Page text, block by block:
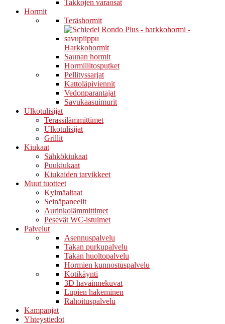
Takkojen varaosat
Hormit
Teräshormit
Harkkohormit
Saunan hormit
Hormiliitosputket
Pellityssarjat
Kattoläpiviennit
Vedonparantajat
Savukaasuimurit
Ulkotulisijat
Terassilämmittimet
Ulkotulisijat
Grillit
Kiukaat
Sähkökiukaat
Puukiukaat
Kiukaiden tarvikkeet
Muut tuotteet
Kylmäaltaat
Seinäpaneelit
Aurinkolämmittimet
Pesevät WC-istuimet
Palvelut
Asennuspalvelu
Takan purkupalvelu
Takan huoltopalvelu
Hormien kunnostuspalvelu
Kotikäynti
3D havainnekuvat
Lupien hakeminen
Rahoituspalvelu
Kampanjat
Yhteystiedot